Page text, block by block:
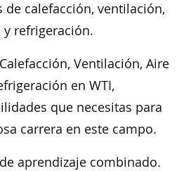
calefacción, ventilación,
refrigeración.
Ventilación, Aire
en WTI,
que necesitas para
carrera en este campo.
aprendizaje combinado.